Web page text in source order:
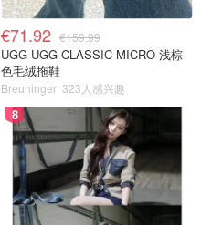
€71.92 €159.99
UGG UGG CLASSIC MICRO 浅棕
色毛绒拖鞋
Breuninger 323人感兴趣
8